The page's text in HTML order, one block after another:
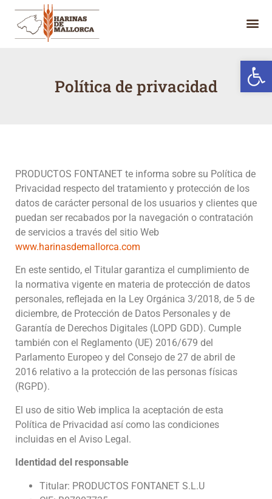
Abrir
Política de privacidad
PRODUCTOS FONTANET te informa sobre su Política de
Privacidad respecto del tratamiento y protección de los
datos de carácter personal de los usuarios y clientes que
puedan ser recabados por la navegación o contratación
de servicios a través del sitio Web
www.harinasdemallorca.com
En este sentido, el Titular garantiza el cumplimiento de
la normativa vigente en materia de protección de datos
personales, reflejada en la Ley Orgánica 3/2018, de 5 de
diciembre, de Protección de Datos Personales y de
Garantía de Derechos Digitales (LOPD GDD). Cumple
también con el Reglamento (UE) 2016/679 del
Parlamento Europeo y del Consejo de 27 de abril de
2016 relativo a la protección de las personas físicas
(RGPD).
El uso de sitio Web implica la aceptación de esta
Política de Privacidad así como las condiciones
incluidas en el Aviso Legal.
Identidad del responsable
Titular: PRODUCTOS FONTANET S.L.U